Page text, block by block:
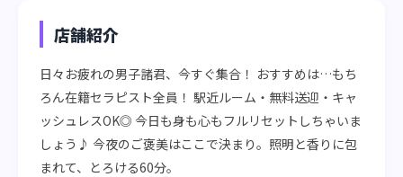
店舗紹介
日々お疲れの男子諸君、今すぐ集合！ おすすめは…もち
ろん在籍セラピスト全員！ 駅近ルーム・無料送迎・キャ
ッシュレスOK◎ 今日も身も心もフルリセットしちゃいま
しょう♪ 今夜のご褒美はここで決まり。照明と香りに包
まれて、とろける60分。